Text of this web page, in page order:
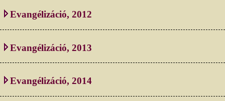
Evangélizáció, 2012
Evangélizáció, 2013
Evangélizáció, 2014